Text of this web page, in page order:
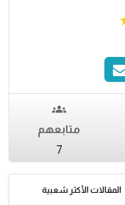
متابعهم
7
المقالات الأكثر شعبية